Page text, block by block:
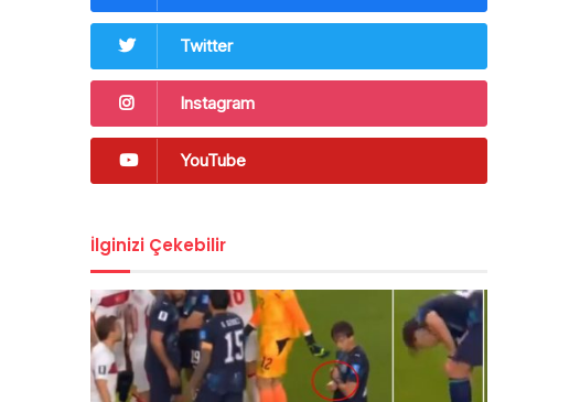
Twitter
Instagram
YouTube
İlginizi Çekebilir